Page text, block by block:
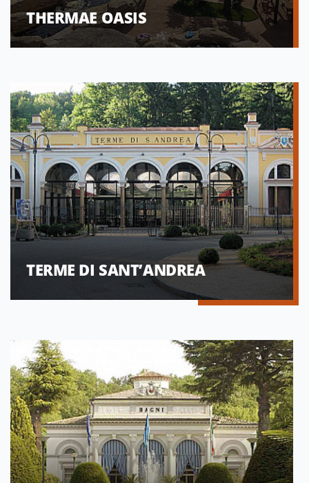
THERMAE OASIS
TERME DI SANT’ANDREA